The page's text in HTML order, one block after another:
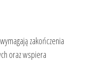
zakończenia
oraz wspiera